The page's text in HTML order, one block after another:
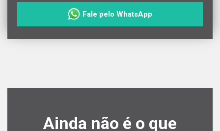
Fale pelo WhatsApp
Ainda não é o que